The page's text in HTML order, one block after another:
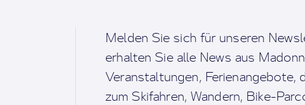
Melden Sie sich für unseren
erhalten Sie alle News aus
Veranstaltungen, Ferienangebote,
zum Skifahren, Wandern, Bike-